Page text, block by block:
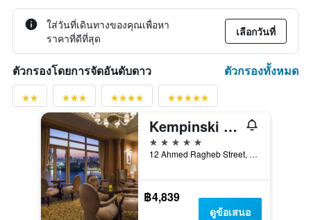
ใส่วันที่เดินทางของคุณเพื่อหา
ราคาที่ดีที่สุด
เลือกวันที่
ตัวกรองโดยการจัดอันดับดาว ตัวกรองทั้งหมด
Kempinski Nile Hotel, Cairo
5 ดาว
12 Ahmed Ragheb Street, ไคโร, อียิปต์
฿4,839
ดูข้อเสนอ